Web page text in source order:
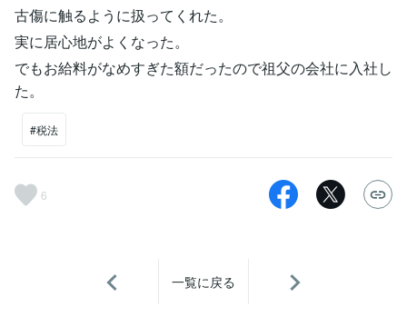
古傷に触るように扱ってくれた。
実に居心地がよくなった。
でもお給料がなめすぎた額だったので祖父の会社に入社し
た。
#税法
6
一覧に戻る